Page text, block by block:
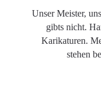
Unser Meister,
gibts nicht.
Karikaturen.
stehen